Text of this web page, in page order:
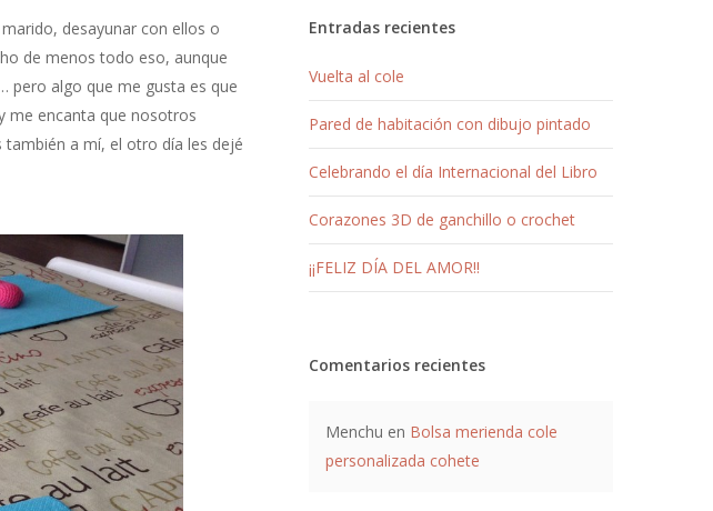
desayunar con ellos o
de menos todo eso, aunque
pero algo que me gusta es que
me encanta que nosotros
a mí, el otro día les dejé
Entradas recientes
Vuelta al cole
Pared de habitación con dibujo pintado
Celebrando el día Internacional del Libro
Corazones 3D de ganchillo o crochet
¡¡FELIZ DÍA DEL AMOR!!
Comentarios recientes
Menchu en Bolsa merienda cole
personalizada cohete